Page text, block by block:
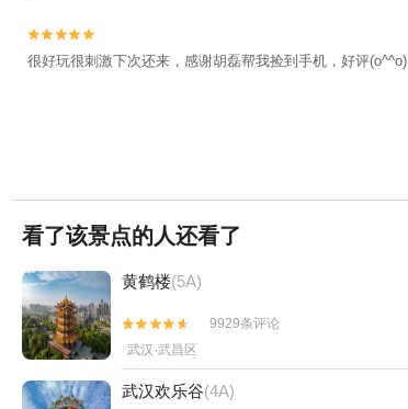


很好玩很刺激下次还来，感谢胡磊帮我捡到手机，好评(o^^o)
看了该景点的人还看了
黄鹤楼(5A)


9929条评论
武汉·武昌区
武汉欢乐谷(4A)